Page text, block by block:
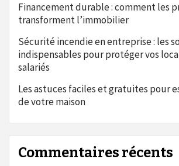
Financement durable : comment les
transforment l’immobilier
Sécurité incendie en entreprise : les
indispensables pour protéger vos
salariés
Les astuces faciles et gratuites pour
de votre maison
Commentaires récents